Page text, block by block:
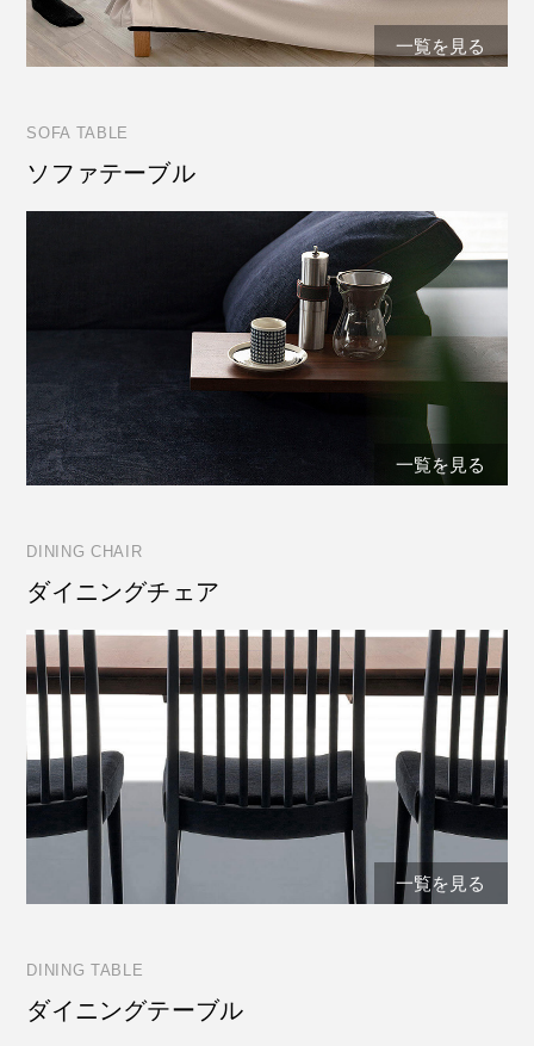
一覧を見る
SOFA TABLE
ソファテーブル
一覧を見る
DINING CHAIR
ダイニングチェア
一覧を見る
DINING TABLE
ダイニングテーブル